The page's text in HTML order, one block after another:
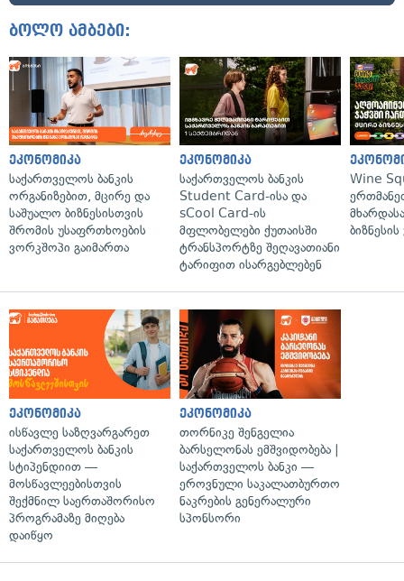
ბოლო ამბები:
ეკონომიკა
საქართველოს ბანკის
ორგანიზებით, მცირე და
საშუალო ბიზნესისთვის
შრომის უსაფრთხოების
ვორკშოპი გაიმართა
ეკონომიკა
საქართველოს ბანკის
Student Card-ისა და
sCool Card-ის
მფლობელები ქუთაისში
ტრანსპორტზე შეღავათიანი
ტარიფით ისარგებლებენ
Wine
ეკონომიკა
ისწავლე საზღვარგარეთ
საქართველოს ბანკის
სტიპენდიით —
მოსწავლეებისთვის
შექმნილ საერთაშორისო
პროგრამაზე მიღება
დაიწყო
ეკონომიკა
თორნიკე შენგელია
ბარსელონას ემშვიდობება |
საქართველოს ბანკი —
ეროვნული საკალათბურთო
ნაკრების გენერალური
სპონსორი